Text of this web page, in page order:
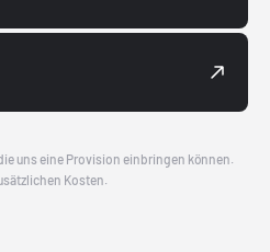
uns eine Provision einbringen können.
Kosten.